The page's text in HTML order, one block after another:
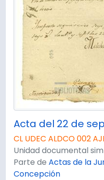
CL UDEC ALDCO 002
Unidad documental
Parte de Actas de la
Concepción